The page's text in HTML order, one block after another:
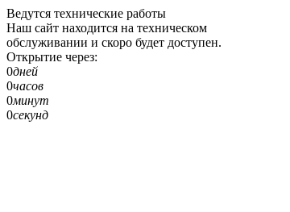
Ведутся технические работы
Наш сайт находится на техническом
обслуживании и скоро будет доступен.
Открытие через:
0дней
0часов
0минут
0секунд